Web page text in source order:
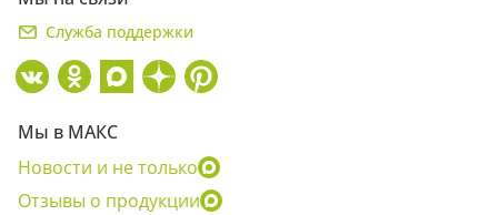
Служба поддержки
Мы в МАКС
Новости и не только
Отзывы о продукции